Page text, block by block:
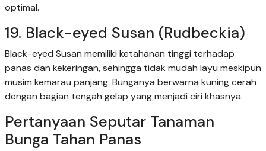
optimal.
19. Black-eyed Susan (Rudbeckia)
Black-eyed Susan memiliki ketahanan tinggi terhadap
panas dan kekeringan, sehingga tidak mudah layu meskipun
musim kemarau panjang. Bunganya berwarna kuning cerah
dengan bagian tengah gelap yang menjadi ciri khasnya.
Pertanyaan Seputar Tanaman
Bunga Tahan Panas